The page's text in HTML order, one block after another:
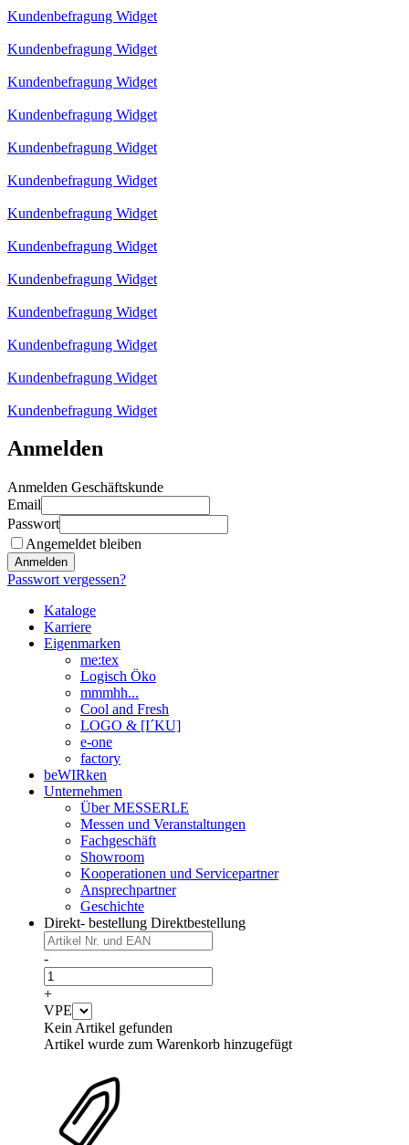
Kundenbefragung Widget
Kundenbefragung Widget
Kundenbefragung Widget
Kundenbefragung Widget
Kundenbefragung Widget
Kundenbefragung Widget
Kundenbefragung Widget
Kundenbefragung Widget
Kundenbefragung Widget
Kundenbefragung Widget
Kundenbefragung Widget
Kundenbefragung Widget
Kundenbefragung Widget
Anmelden
Anmelden Geschäftskunde
Email
Passwort
Angemeldet bleiben
Anmelden
Passwort vergessen?
Kataloge
Karriere
Eigenmarken
me:tex
Logisch Öko
mmmhh...
Cool and Fresh
LOGO & [I´KU]
e-one
factory
beWIRken
Unternehmen
Über MESSERLE
Messen und Veranstaltungen
Fachgeschäft
Showroom
Kooperationen und Servicepartner
Ansprechpartner
Geschichte
Direkt- bestellung Direktbestellung
-
+
VPE
Kein Artikel gefunden
Artikel wurde zum Warenkorb hinzugefügt